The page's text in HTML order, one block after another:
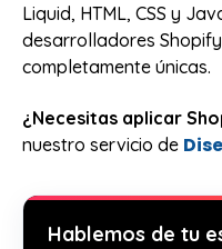
Liquid, HTML, CSS y
desarrolladores
completamente únicas.
¿Necesitas aplicar
nuestro servicio de
Hablemos de tu